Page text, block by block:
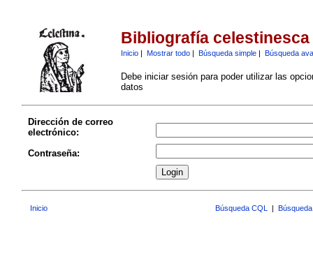
Bibliografía celestinesca
Inicio| Mostrar todo| Búsqueda simple| Búsqueda
Debe iniciar sesión para poder utilizar las
datos
Dirección de correo
electrónico:
Contraseña:
Inicio Búsqueda CQL |